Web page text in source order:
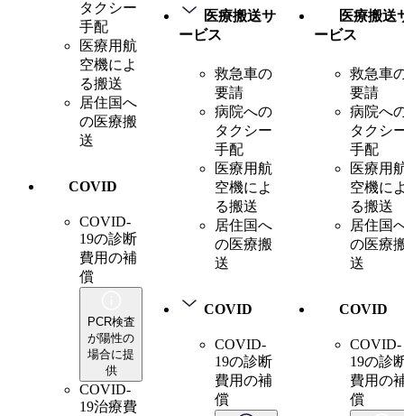
タクシー
手配
医療用航
空機によ
る搬送
居住国へ
の医療搬
送
COVID
COVID-
19の診断
費用の補
償
PCR検査
が陽性の
場合に提
供
COVID-
19治療費
医療搬送サ
ービス
救急車の
要請
病院への
タクシー
手配
医療用航
空機によ
る搬送
居住国へ
の医療搬
送
COVID
COVID-
19の診断
費用の補
償
医療搬送
ービス
救急車
要請
病院へ
タクシ
手配
医療用
空機に
る搬送
居住国
の医療
送
COVID
COVID-
19の診
費用の
償